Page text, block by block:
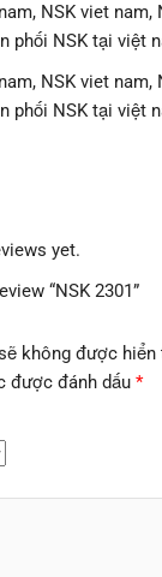
NSK viet nam,
phối NSK tại việt
NSK viet nam,
phối NSK tại việt
yet.
“NSK 2301”
không được hiển
được đánh dấu *